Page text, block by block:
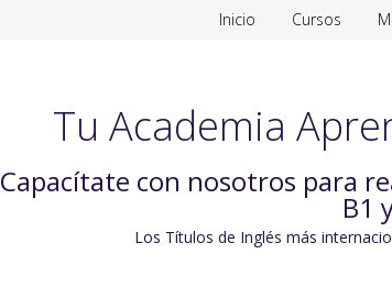
Inicio Cursos
Tu Academia
Capacítate con nosotros para
B1
Los Títulos de Inglés más